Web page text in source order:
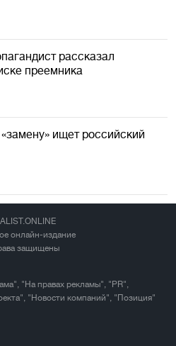
рассказал
преемника
ищет российский
онлайн-издание
защищены
"На правах рекламы", "PR",
"Новости компаний", "Позиция"